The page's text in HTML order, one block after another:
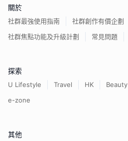
關於
社群最強使用指南
社群創作有價企劃
社群焦點功能及升級計劃
常見問題
探索
U Lifestyle Travel HK Beauty
e-zone
其他